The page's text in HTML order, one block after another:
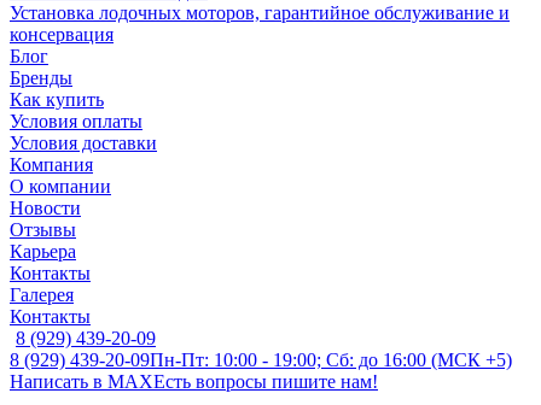
Установка лодочных моторов, гарантийное обслуживание и
консервация
Блог
Бренды
Как купить
Условия оплаты
Условия доставки
Компания
О компании
Новости
Отзывы
Карьера
Контакты
Галерея
Контакты
8 (929) 439-20-09
8 (929) 439-20-09Пн-Пт: 10:00 - 19:00; Сб: до 16:00 (МСК +5)
Написать в MAXЕсть вопросы пишите нам!